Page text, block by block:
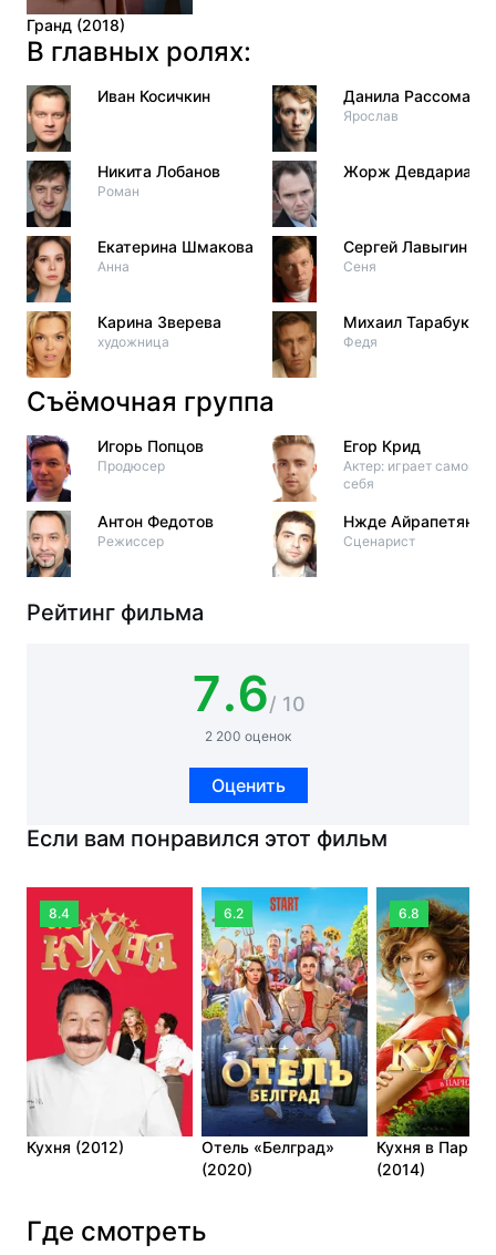
Гранд (2018)
В главных ролях:
Иван Косичкин
Никита Лобанов
Роман
Екатерина Шмакова
Анна
Карина Зверева
художница
Данила Рассомахин
Ярослав
Жорж Девдариани
Сергей Лавыгин
Сеня
Михаил Тарабукин
Федя
Съёмочная группа
Игорь Попцов
Продюсер
Антон Федотов
Режиссер
Егор Крид
Актер: играет самого
себя
Нжде Айрапетян
Сценарист
Рейтинг фильма
7.6/ 10
2 200 оценок
Оценить
Если вам понравился этот фильм
8.4
Кухня (2012)
6.2
Отель «Белград»
(2020)
6.8
Кухня в
(2014)
Где смотреть